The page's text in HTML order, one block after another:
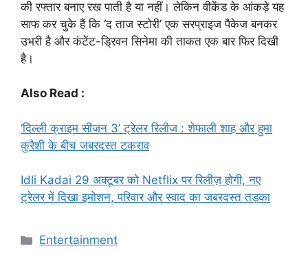
की रफ्तार बनाए रख पाती है या नहीं। लेकिन वीकेंड के आंकड़े यह
साफ कर चुके हैं कि ‘द ताज स्टोरी’ एक सरप्राइज पैकेज बनकर
उभरी है और कंटेंट-ड्रिवन सिनेमा की ताकत एक बार फिर दिखी
है।
Also Read :
‘दिल्ली क्राइम सीजन 3’ ट्रेलर रिलीज : शेफाली शाह और हुमा
कुरैशी के बीच जबरदस्त टकराव
Idli Kadai 29 अक्टूबर को Netflix पर रिलीज़ होगी, नए
ट्रेलर में दिखा इमोशन, परिवार और स्वाद का जबरदस्त तड़का
Categories
Entertainment